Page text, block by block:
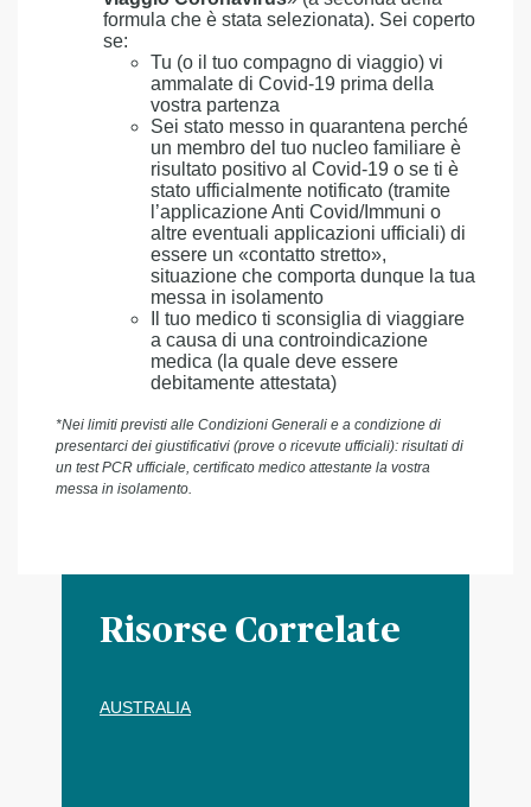
formula che è stata selezionata). Sei coperto
se:
Tu (o il tuo compagno di viaggio) vi
ammalate di Covid-19 prima della
vostra partenza
Sei stato messo in quarantena perché
un membro del tuo nucleo familiare è
risultato positivo al Covid-19 o se ti è
stato ufficialmente notificato (tramite
l’applicazione Anti Covid/Immuni o
altre eventuali applicazioni ufficiali) di
essere un «contatto stretto»,
situazione che comporta dunque la tua
messa in isolamento
Il tuo medico ti sconsiglia di viaggiare
a causa di una controindicazione
medica (la quale deve essere
debitamente attestata)
*Nei limiti previsti alle Condizioni Generali e a condizione di
presentarci dei giustificativi (prove o ricevute ufficiali): risultati di
un test PCR ufficiale, certificato medico attestante la vostra
messa in isolamento.
Risorse Correlate
AUSTRALIA